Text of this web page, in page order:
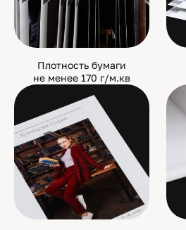
Плотность бумаги
не менее 170 г/м.кв